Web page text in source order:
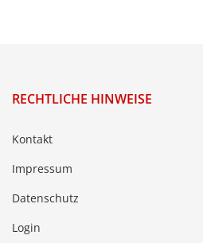
RECHTLICHE HINWEISE
Kontakt
Impressum
Datenschutz
Login